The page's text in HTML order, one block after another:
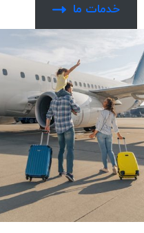
خدمات ما